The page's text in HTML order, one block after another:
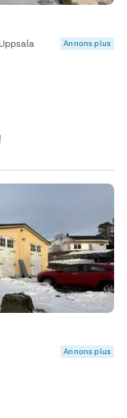
Annons plus
Annons plus